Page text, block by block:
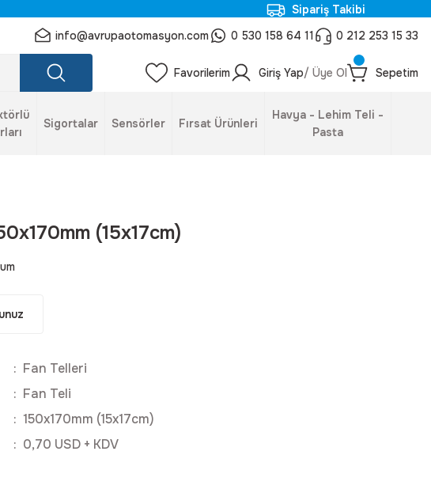
Sipariş Takibi
info@avrupaotomasyon.com 0 530 158 64 11 0 212 253 15 33
Favorilerim Giriş Yap/ Üye Ol Sepetim
Sigortalar Sensörler Fırsat Ürünleri
Havya - Lehim Teli -
Pasta
(15x17cm)
Fan Telleri
Fan Teli
150x170mm (15x17cm)
0,70 USD + KDV